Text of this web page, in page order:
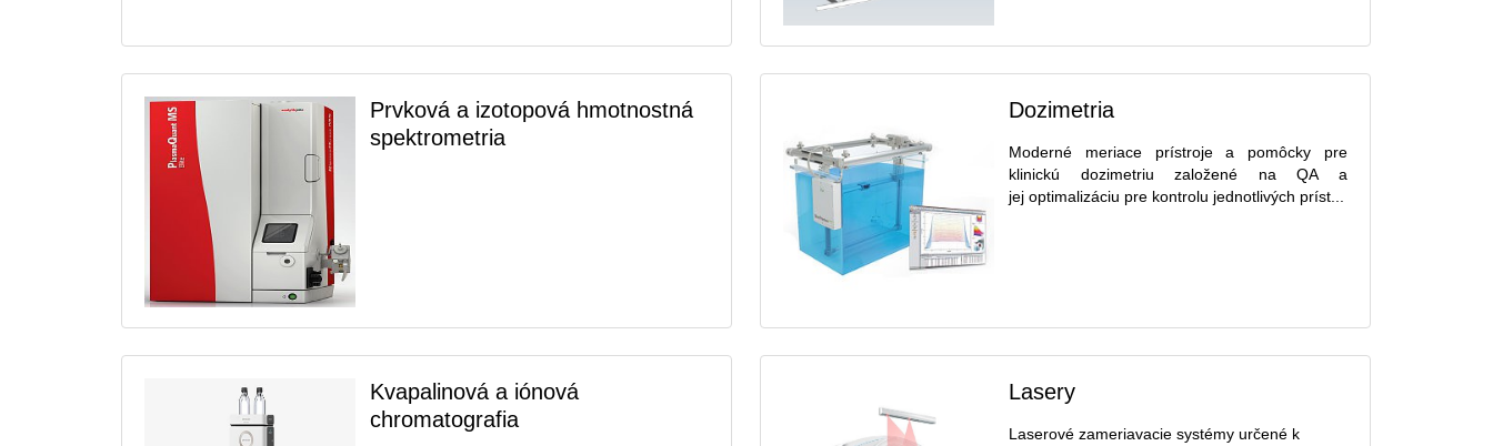
Prvková a izotopová hmotnostná
spektrometria
Kvapalinová a iónová
chromatografia
Dozimetria
Moderné meriace prístroje a pomôcky pre
klinickú dozimetriu založené na QA a
jej optimalizáciu pre kontrolu jednotlivých príst...
Lasery
Laserové zameriavacie systémy určené k